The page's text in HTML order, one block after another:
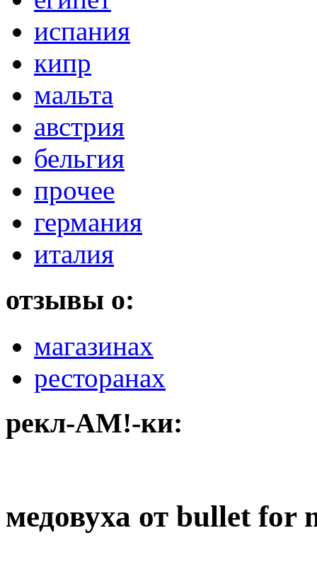
испания
кипр
мальта
австрия
бельгия
прочее
германия
италия
отзывы о:
магазинах
ресторанах
рекл-АМ!-ки:
медовуха от bullet for